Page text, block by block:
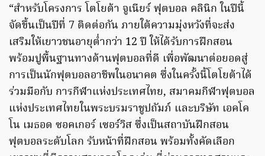
“สำหรับโครงการ โตโยต้า จูเนียร์ ฟุตบอล คลินิก ในปีนี้
จัดขึ้นเป็นปีที่ 7 ติดต่อกัน ภายใต้ความมุ่งหวังที่จะส่ง
เสริมให้เยาวชนอายุต่ำกว่า 12 ปี ให้ได้รับการฝึกสอน
พร้อมปูพื้นฐานทางด้านฟุตบอลที่ดี เพื่อพัฒนาต่อยอดสู่
การเป็นนักฟุตบอลอาชีพในอนาคต ซึ่งในครั้งนี้โตโยต้าได้
ร่วมมือกับ การกีฬาแห่งประเทศไทย, สมาคมกีฬาฟุตบอล
แห่งประเทศไทยในพระบรมราชูปถัมภ์ และบริษัท เอคโค
โน เมธอด ซอคเกอร์ เซอร์วิส ซึ่งเป็นสถาบันฝึกสอน
ฟุตบอลระดับโลก รับหน้าที่ฝึกสอน พร้อมทั้งคัดเลือก